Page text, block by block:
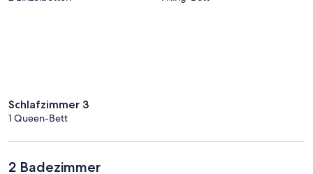
Schlafzimmer 3
1 Queen-Bett
2 Badezimmer